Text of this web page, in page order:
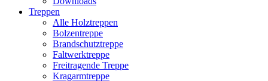
Treppen
Alle Holztreppen
Bolzentreppe
Brandschutztreppe
Faltwerktreppe
Freitragende Treppe
Kragarmtreppe